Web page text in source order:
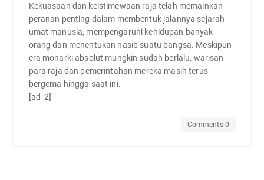
Kekuasaan dan keistimewaan raja telah memainkan
peranan penting dalam membentuk jalannya sejarah
umat manusia, mempengaruhi kehidupan banyak
orang dan menentukan nasib suatu bangsa. Meskipun
era monarki absolut mungkin sudah berlalu, warisan
para raja dan pemerintahan mereka masih terus
bergema hingga saat ini.
[ad_2]
Comments 0